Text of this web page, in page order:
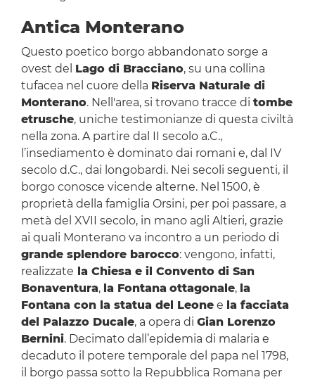
Antica Monterano
Questo poetico borgo abbandonato sorge a
ovest del Lago di Bracciano, su una collina
tufacea nel cuore della Riserva Naturale di
Monterano. Nell'area, si trovano tracce di tombe
etrusche, uniche testimonianze di questa civiltà
nella zona. A partire dal II secolo a.C.,
l’insediamento è dominato dai romani e, dal IV
secolo d.C., dai longobardi. Nei secoli seguenti, il
borgo conosce vicende alterne. Nel 1500, è
proprietà della famiglia Orsini, per poi passare, a
metà del XVII secolo, in mano agli Altieri, grazie
ai quali Monterano va incontro a un periodo di
grande splendore barocco: vengono, infatti,
realizzate la Chiesa e il Convento di San
Bonaventura, la Fontana ottagonale, la
Fontana con la statua del Leonee la facciata
del Palazzo Ducale, a opera di Gian Lorenzo
Bernini. Decimato dall’epidemia di malaria e
decaduto il potere temporale del papa nel 1798,
il borgo passa sotto la Repubblica Romana per